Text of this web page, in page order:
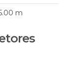
.00 m